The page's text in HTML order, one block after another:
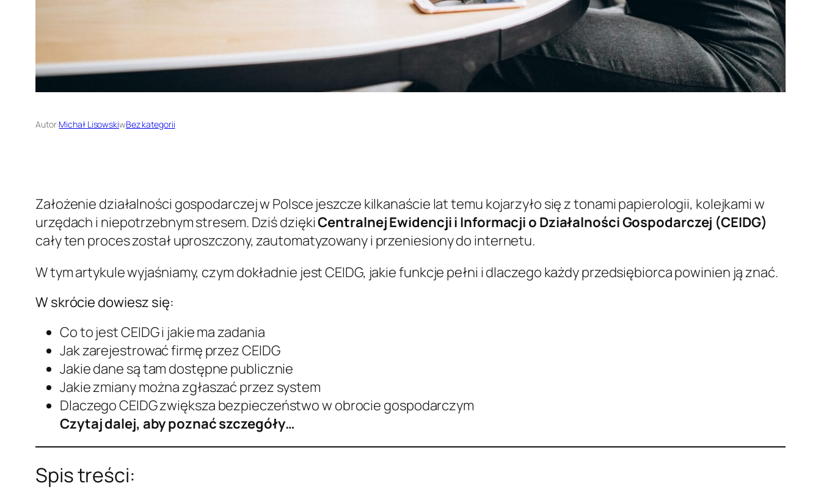
Autor:Michał LisowskiwBez kategorii
Założenie działalności gospodarczej w Polsce jeszcze kilkanaście lat temu kojarzyło się z tonami papierologii, kolejkami w
urzędach i niepotrzebnym stresem. Dziś dziękiCentralnej Ewidencji i Informacji o Działalności Gospodarczej (CEIDG)
cały ten proces został uproszczony, zautomatyzowany i przeniesiony do internetu.
W tym artykule wyjaśniamy, czym dokładnie jest CEIDG, jakie funkcje pełni i dlaczego każdy przedsiębiorca powinien ją znać.
W skrócie dowiesz się:
Co to jest CEIDG i jakie ma zadania
Jak zarejestrować firmę przez CEIDG
Jakie dane są tam dostępne publicznie
Jakie zmiany można zgłaszać przez system
Dlaczego CEIDG zwiększa bezpieczeństwo w obrocie gospodarczym
Czytaj dalej, aby poznać szczegóły…
Spis treści: